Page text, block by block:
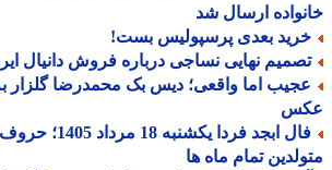
ارسال شد
بعدی پرسپولیس بست!
نهایی نساجی درباره فروش دانیال
اما واقعی؛ دیس بک محمدرضا گلزار به
فال ابجد فردا یکشنبه 18
تمام ماه ها